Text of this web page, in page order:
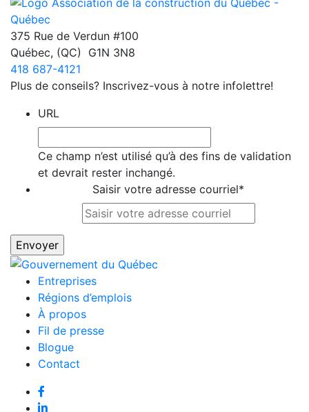
375 Rue de Verdun #100
Québec, (QC)
G1N 3N8
418 687-4121
Plus de conseils? Inscrivez-vous à notre infolettre!
URL
Ce champ n’est utilisé qu’à des fins de validation
et devrait rester inchangé.
Saisir votre adresse courriel*
Entreprises
Régions d’emplois
À propos
Fil de presse
Blogue
Contact